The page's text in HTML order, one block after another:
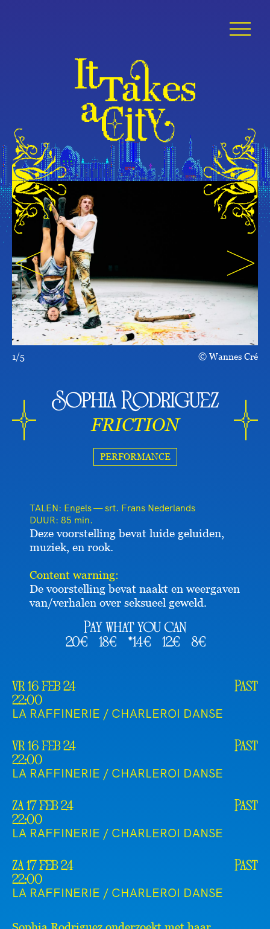
1/5 Wannes Cré
Sophia Rodriguez
FRICTION
PERFORMANCE
TALEN: Engels — srt. Frans Nederlands
DUUR: 85 min.
Deze voorstelling bevat luide geluiden,
muziek, en rook.
Content warning:
De voorstelling bevat naakt en weergaven
van/verhalen over seksueel geweld.
vr 16 feb 24
22:00
Past
LA RAFFINERIE / CHARLEROI DANSE
vr 16 feb 24
22:00
Past
LA RAFFINERIE / CHARLEROI DANSE
za 17 feb 24
22:00
Past
LA RAFFINERIE / CHARLEROI DANSE
za 17 feb 24
22:00
Past
LA RAFFINERIE / CHARLEROI DANSE
Pay what you can
20€
18€ *14€ 12€ 8€